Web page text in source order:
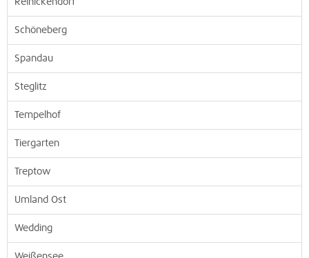
Reinickendorf
Schöneberg
Spandau
Steglitz
Tempelhof
Tiergarten
Treptow
Umland Ost
Wedding